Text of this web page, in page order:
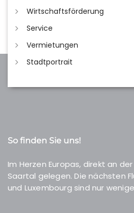
Wirtschaftsförderung
Service
Vermietungen
Stadtportrait
So finden Sie uns!
Im Herzen Europas, direkt an
Saartal gelegen. Die nächsten
und Luxembourg sind nur